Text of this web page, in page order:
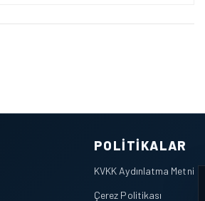
POLITIKALAR
KVKK Aydınlatma Metni
Çerez Politikası